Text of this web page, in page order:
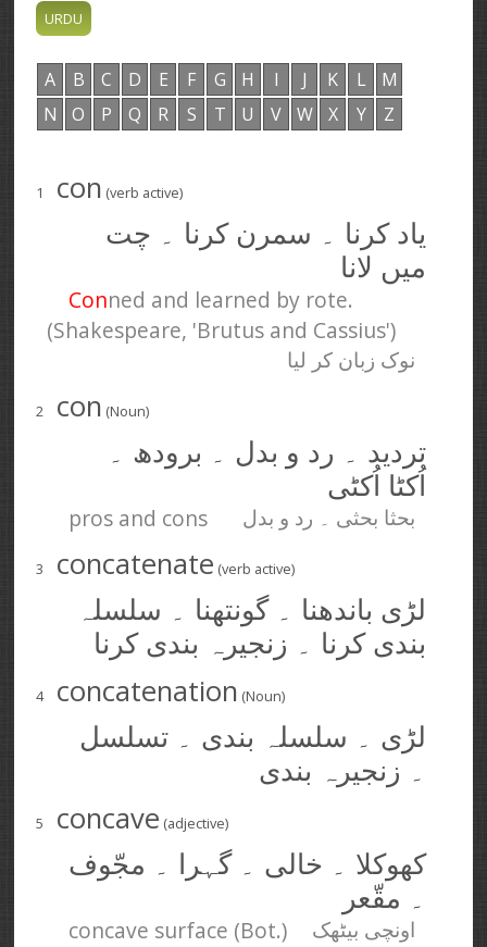
A B C D E F G H I J K L
M
N
O P Q R S T U V W X Y Z
1 con (verb active)
یاد کرنا ۔ سمرن کرنا ۔ چت
میں لانا
Conned and learned by rote.
(Shakespeare, 'Brutus and Cassius')
نوک زبان کر لیا
2 con (Noun)
تردید ۔ رد و بدل ۔ برودھ ۔
اُکٹا اُکٹی
pros and cons بحثا بحثی ۔ رد و بدل
3 concatenate (verb active)
لڑی باندھنا ۔ گونتھنا ۔ سلسلہ
بندی کرنا ۔ زنجیرہ بندی کرنا
4 concatenation (Noun)
لڑی ۔ سلسلہ بندی ۔ تسلسل
۔ زنجیرہ بندی
5 concave (adjective)
کھوکلا ۔ خالی ۔ گہرا ۔ مجّوف
۔ مقّعر
concave surface (Bot.) اونچی بیٹھک